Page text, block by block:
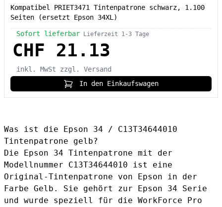
Kompatibel PRIET3471 Tintenpatrone schwarz, 1.100
Seiten (ersetzt Epson 34XL)
Sofort lieferbar Lieferzeit 1-3 Tage
CHF 21.13
inkl. MwSt
zzgl. Versand
In den Einkaufswagen
Was ist die Epson 34 / C13T34644010
Tintenpatrone gelb?
Die Epson 34 Tintenpatrone mit der
Modellnummer C13T34644010 ist eine
Original-Tintenpatrone von Epson in der
Farbe Gelb. Sie gehört zur Epson 34 Serie
und wurde speziell für die WorkForce Pro